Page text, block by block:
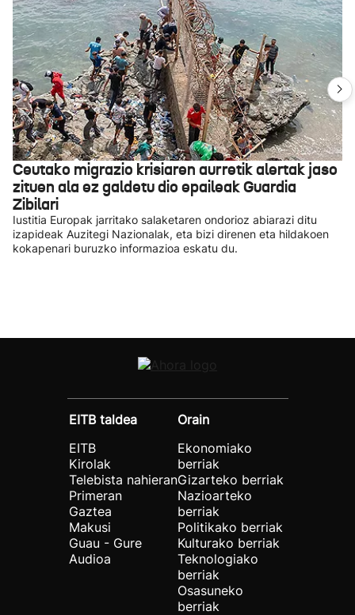
Ceutako migrazio krisiaren aurretik alertak jaso
zituen ala ez galdetu dio epaileak Guardia
Zibilari
Iustitia Europak jarritako salaketaren ondorioz abiarazi ditu
izapideak Auzitegi Nazionalak, eta bizi direnen eta hildakoen
kokapenari buruzko informazioa eskatu du.
EITB taldea
EITB
Kirolak
Telebista nahieran
Primeran
Gaztea
Makusi
Guau - Gure
Audioa
Orain
Ekonomiako
berriak
Gizarteko berriak
Nazioarteko
berriak
Politikako berriak
Kulturako berriak
Teknologiako
berriak
Osasuneko
berriak